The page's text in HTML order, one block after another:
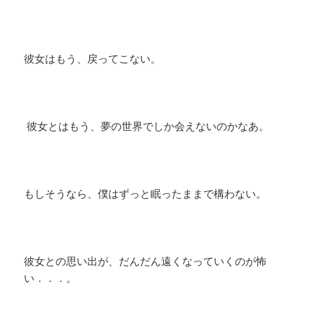
彼女はもう、戻ってこない。
彼女とはもう、夢の世界でしか会えないのかなあ。
もしそうなら、僕はずっと眠ったままで構わない。
彼女との思い出が、だんだん遠くなっていくのが怖
い．．．。